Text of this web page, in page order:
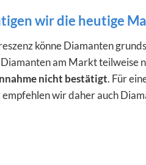
wir die heutige
könne Diamanten
am Markt teilweise
nicht bestätigt. Für
empfehlen wir daher auch